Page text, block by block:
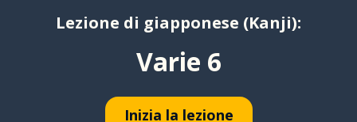
Lezione di giapponese (Kanji):
Varie 6
Inizia la lezione